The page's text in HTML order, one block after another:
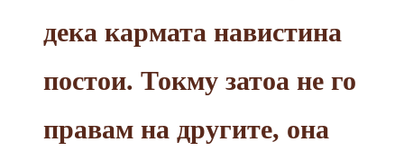
дека кармата навистина
постои. Токму затоа не го
правам на другите, она